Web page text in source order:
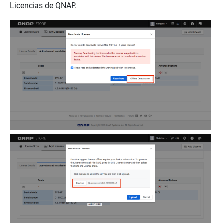
Licencias de QNAP.